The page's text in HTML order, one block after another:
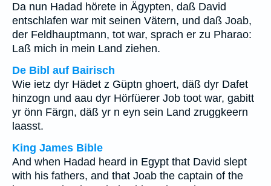
Da nun Hadad hörete in Ägypten, daß David
entschlafen war mit seinen Vätern, und daß Joab,
der Feldhauptmann, tot war, sprach er zu Pharao:
Laß mich in mein Land ziehen.
De Bibl auf Bairisch
Wie ietz dyr Hädet z Güptn ghoert, däß dyr Dafet
hinzogn und aau dyr Hörfüerer Job toot war, gabitt
yr önn Färgn, däß yr n eyn sein Land zruggkeern
laasst.
King James Bible
And when Hadad heard in Egypt that David slept
with his fathers, and that Joab the captain of the